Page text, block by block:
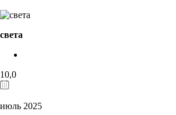
света
10,0
июль 2025